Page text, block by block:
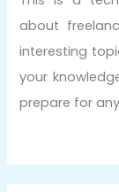
about
interesting
your
prepare for